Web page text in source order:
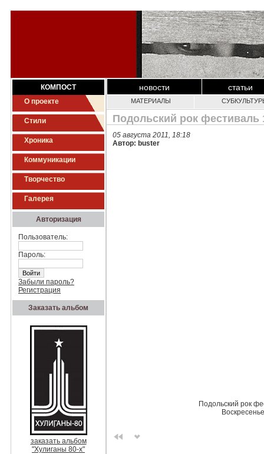
КОМПОСТ
О проекте
Стили
Хроника
Коммуникации
Творчество
Галерея
Авторизация
Пользователь:
Пароль:
Забыли пароль?
Регистрация
Заказать альбом
заказать альбом
"Хулиганы 80-х"
новости статьи
МАТЕРИАЛЫ
Подольский рок фестиваль
05 августа 2011, 18:18
Автор: buster
Подольский рок